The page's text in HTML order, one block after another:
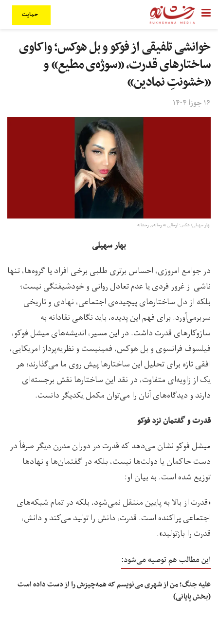
حمایت
خوانشی تلفیقی از فوکو و بل هوکس؛ واکاوی
ساختارهای قدرت، «سوژه‌ی مطیع» و
«خشونتِ نمادین»
۱۶ جوزا ۱۴۰۴
بهار سهیلی/ عکس: ارسالی به رسانه‌ی رخشانه
بهار سهیلی
در جوامع امروزی، احساس برتری طلبی برخی افراد یا گروه‌ها، تنها
ناشی از غرور فردی یا عدم تعادل روانی و خودشیفتگی نیست؛
بلکه از دل ساختارهای پیچیده‌ی اجتماعی، نهادی و تاریخی
سربرمی‌آورد. برای فهم این پدیده، باید نگاهی نقادانه به
سازوکارهای قدرت داشت. در این مسیر، اندیشه‌های میشل فوکو،
فیلسوف فرانسوی و بل هوکس، فمینیست و نظریه‌پرداز امریکایی،
افقی تازه برای تحلیل این ساختارها پیش روی ما می‌گذارند؛ هر
یک از زاویه‌ای متفاوت، در نقد این ساختارها نقش برجسته‌ای
دارند و دیدگاه‌های آنان را می‌توان مکمل یکدیگر دانست.
قدرت و گفتمان نزد فوکو
میشل فوکو نشان می‌دهد که قدرت در دوران مدرن دیگر صرفاً در
دست حاکمان یا دولت‌ها نیست، بلکه در گفتمان‌ها و نهادها
توزیع شده است. به بیان او:
«قدرت از بالا به پایین منتقل نمی‌شود، بلکه در تمام شبکه‌های
اجتماعی پراکنده است. قدرت، دانش را تولید می‌کند و دانش،
قدرت را بازتولید».
این مطالب هم توصیه می‌شود:
علیه جنگ؛ من از شهری می‌نویسم که همه‌‌چیزش را از دست داده است
(بخش پایانی)